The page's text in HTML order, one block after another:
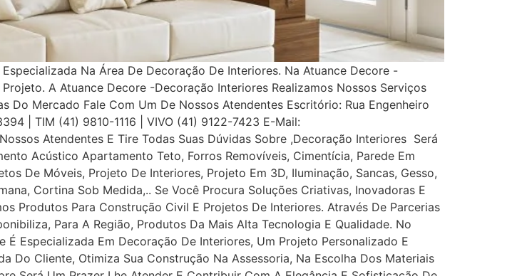
Na Área De Decoração De Interiores. Na Atuance Decore -
A Atuance Decore -Decoração Interiores Realizamos Nossos Serviços
Do Mercado Fale Com Um De Nossos Atendentes Escritório: Rua Engenheiro
| TIM (41) 9810-1116 | VIVO (41) 9122-7423 E-Mail:
Atendentes E Tire Todas Suas Dúvidas Sobre ,Decoração Interiores Será
Acústico Apartamento Teto, Forros Removíveis, Cimentícia, Parede Em
De Móveis, Projeto De Interiores, Projeto Em 3D, Iluminação, Sancas, Gesso,
Cortina Sob Medida,.. Se Você Procura Soluções Criativas, Inovadoras E
Produtos Para Construção Civil E Projetos De Interiores. Através De Parcerias
Para A Região, Produtos Da Mais Alta Tecnologia E Qualidade. No
Especializada Em Decoração De Interiores, Um Projeto Personalizado E
Do Cliente, Otimiza Sua Construção Na Assessoria, Na Escolha Dos Materiais